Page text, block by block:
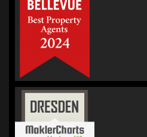
auf
werkenntdenBESTEN.de